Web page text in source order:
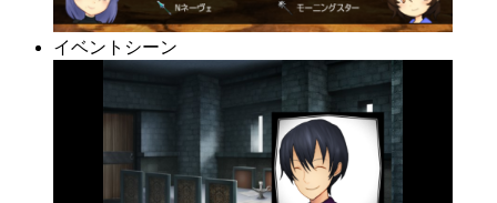
イベントシーン